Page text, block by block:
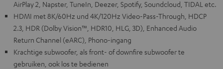
AirPlay 2, Napster, TuneIn, Deezer, Spotify, Soundcloud, TIDAL etc.
HDMI met 8K/60Hz und 4K/120Hz Video-Pass-Through, HDCP
2.3, HDR (Dolby Vision™, HDR10, HLG, 3D), Enhanced Audio
Return Channel (eARC), Phono-ingang
Krachtige subwoofer, als front- of downfire subwoofer te
gebruiken, ook los te bedienen